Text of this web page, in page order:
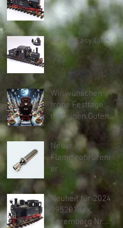
Niklas Easy Line
Wir wünschen
frohe Festtage
und einen Guten
Rutsch ins neue
Jahr
Neuer
Flammrohrbrenn
er
Neuheit für 2024
995201 (ex.
Spremberg Nr.